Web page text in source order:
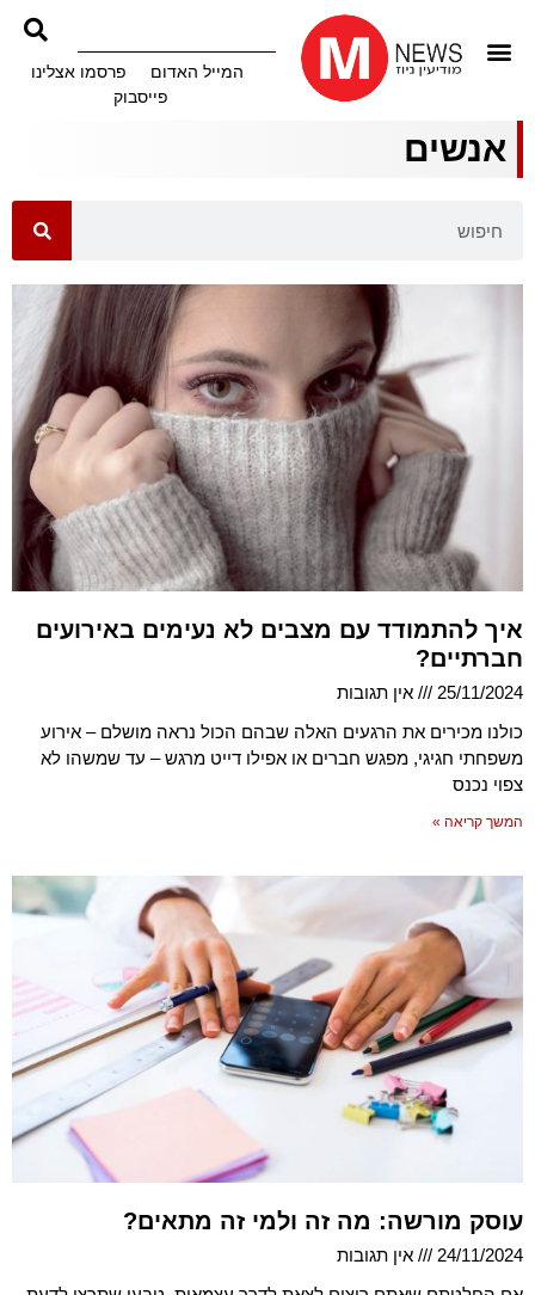
המייל האדום
פרסמו אצלינו
פייסבוק
אנשים
איך להתמודד עם מצבים לא נעימים באירועים
חברתיים?
25/11/2024
אין תגובות
כולנו מכירים את הרגעים האלה שבהם הכול נראה מושלם – אירוע
משפחתי חגיגי, מפגש חברים או אפילו דייט מרגש – עד שמשהו לא
צפוי נכנס
המשך קריאה »
עוסק מורשה: מה זה ולמי זה מתאים?
24/11/2024
אין תגובות